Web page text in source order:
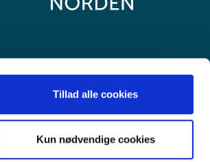
Tillad alle cookies
Kun nødvendige cookies